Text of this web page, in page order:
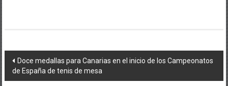
Navegación
de
Doce medallas para Canarias en el inicio de los Campeonatos
de España de tenis de mesa